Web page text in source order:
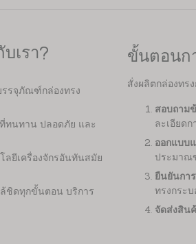
เรา?
รรจุภัณฑ์กล่องทรง
ที่ทนทาน ปลอดภัย และ
ลยีเครื่องจักรอันทันสมัย
ล้ชิดทุกขั้นตอน บริการ
ขั้นตอนก
สั่งผลิตกล่องทร
สอบถาม
ละเอียดก
ออกแบบ
ประมาณ
ยืนยันกา
ทรงกระ
จัดส่งสิน